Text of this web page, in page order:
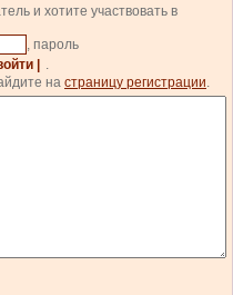
и хотите участвовать в
, пароль
|
.
на страницу регистрации.